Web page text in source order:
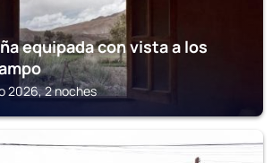
equipada con vista a los
2026, 2 noches